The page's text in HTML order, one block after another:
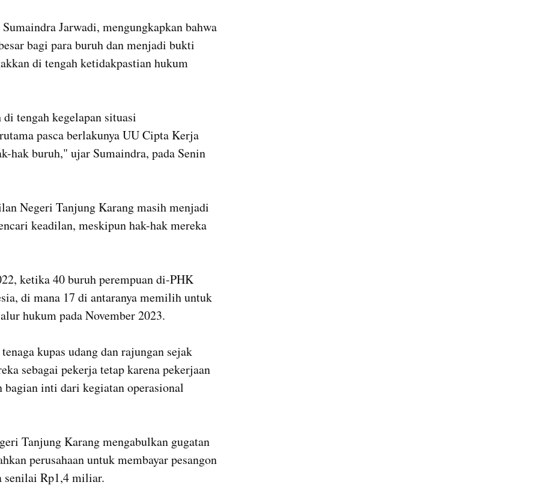
Jarwadi, mengungkapkan bahwa
bagi para buruh dan menjadi bukti
di tengah ketidakpastian hukum
tengah kegelapan situasi
pasca berlakunya UU Cipta Kerja
hak buruh," ujar Sumaindra, pada Senin
Negeri Tanjung Karang masih menjadi
keadilan, meskipun hak-hak mereka
ketika 40 buruh perempuan di-PHK
di mana 17 di antaranya memilih untuk
hukum pada November 2023.
kupas udang dan rajungan sejak
sebagai pekerja tetap karena pekerjaan
bagian inti dari kegiatan operasional
Tanjung Karang mengabulkan gugatan
perusahaan untuk membayar pesangon
senilai Rp1,4 miliar.